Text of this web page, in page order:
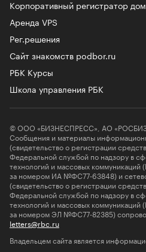
Корпоративный регистратор
Аренда VPS
Рег.решения
Сайт знакомств podbor.ru
РБК Курсы
Школа управления РБК
© ООО «БИЗНЕСПРЕСС», АО
Сообщения и материалы
(свидетельство о регистрации
Федеральной службой по надзору в
технологий и массовых коммуникаций
за номером ИА №ФС77-63848) и
(свидетельство о регистрации
Федеральной службой по надзору в
технологий и массовых коммуникаций
за номером ЭЛ №ФС77-82385)
letters@rbc.ru
Владельцем сайта является